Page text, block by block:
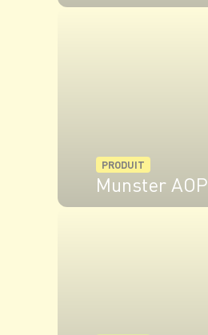
PRODUIT
Munster AOP